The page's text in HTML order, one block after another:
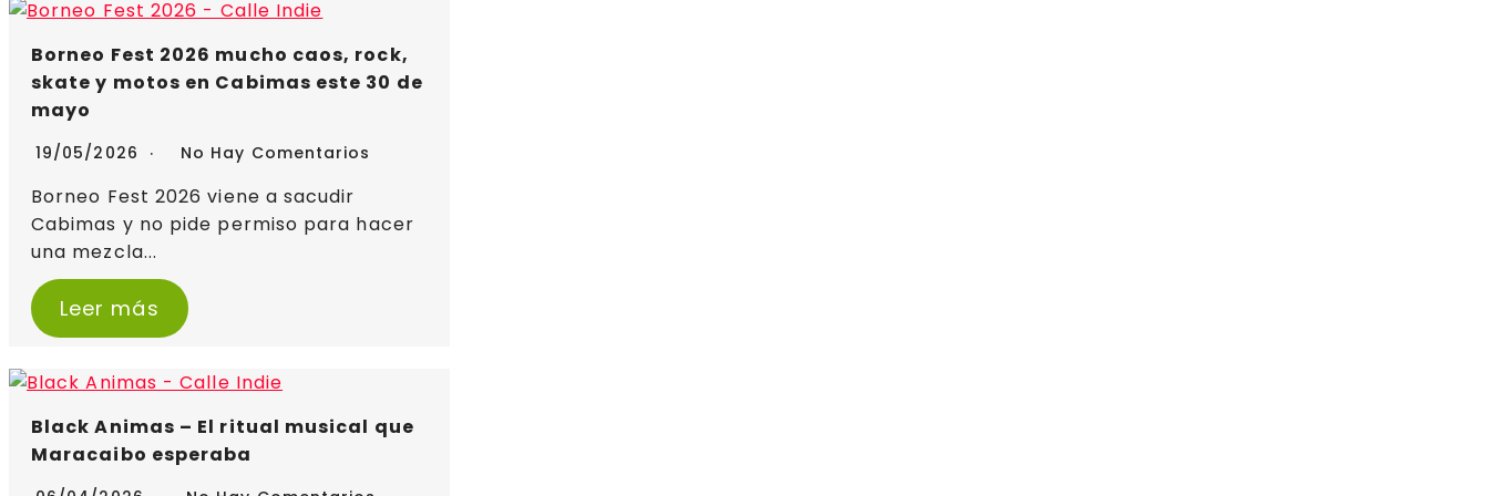
Borneo Fest 2026 mucho caos, rock,
skate y motos en Cabimas este 30 de
mayo
19/05/2026 No Hay Comentarios
Borneo Fest 2026 viene a sacudir
Cabimas y no pide permiso para hacer
una mezcla...
Leer más
Black Animas – El ritual musical que
Maracaibo esperaba